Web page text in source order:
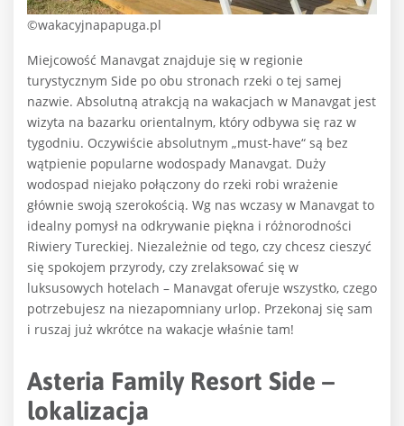
©wakacyjnapapuga.pl
Miejcowość Manavgat znajduje się w regionie
turystycznym Side po obu stronach rzeki o tej samej
nazwie. Absolutną atrakcją na wakacjach w Manavgat jest
wizyta na bazarku orientalnym, który odbywa się raz w
tygodniu. Oczywiście absolutnym „must-have“ są bez
wątpienie popularne wodospady Manavgat. Duży
wodospad niejako połączony do rzeki robi wrażenie
głównie swoją szerokością. Wg nas wczasy w Manavgat to
idealny pomysł na odkrywanie piękna i różnorodności
Riwiery Tureckiej. Niezależnie od tego, czy chcesz cieszyć
się spokojem przyrody, czy zrelaksować się w
luksusowych hotelach – Manavgat oferuje wszystko, czego
potrzebujesz na niezapomniany urlop. Przekonaj się sam
i ruszaj już wkrótce na wakacje właśnie tam!
Asteria Family Resort Side –
lokalizacja